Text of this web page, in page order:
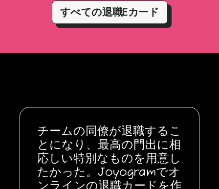
すべての退職Eカード
チームの同僚が退職するこ
とになり、最高の門出に相
応しい特別なものを用意し
たかった。Joyogramでオ
ンラインの退職カードを作